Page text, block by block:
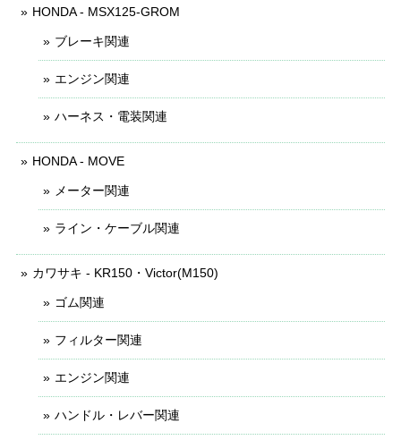
HONDA - MSX125-GROM
ブレーキ関連
エンジン関連
ハーネス・電装関連
HONDA - MOVE
メーター関連
ライン・ケーブル関連
カワサキ - KR150・Victor(M150)
ゴム関連
フィルター関連
エンジン関連
ハンドル・レバー関連